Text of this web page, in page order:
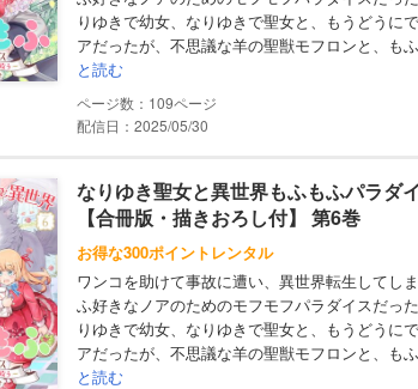
りゆきで幼女、なりゆきで聖女と、もうどうに
アだったが、不思議な羊の聖獣モフロンと、も
と読む
109
配信日：2025/05/30
なりゆき聖女と異世界もふもふパラダ
【合冊版・描きおろし付】 第6巻
お得な300ポイントレンタル
ワンコを助けて事故に遭い、異世界転生してし
ふ好きなノアのためのモフモフパラダイスだ
りゆきで幼女、なりゆきで聖女と、もうどうに
アだったが、不思議な羊の聖獣モフロンと、も
と読む